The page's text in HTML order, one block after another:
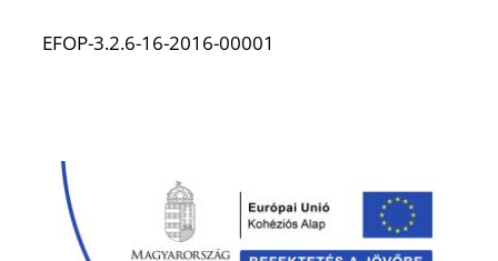
EFOP-3.2.6-16-2016-00001